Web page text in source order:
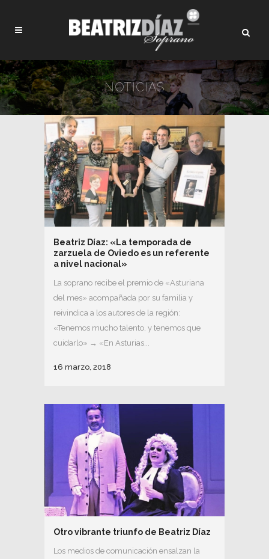
NOTICIAS
Beatriz Díaz: «La temporada de
zarzuela de Oviedo es un referente
a nivel nacional»
La soprano recibe el premio de «Asturiana
del mes» acompañada por su familia y
reivindica a los autores de la región:
«Tenemos mucho talento, y tenemos que
cuidarlo» → «En Asturias...
16 marzo, 2018
Otro vibrante triunfo de Beatriz Díaz
Los medios de comunicación ensalzan la